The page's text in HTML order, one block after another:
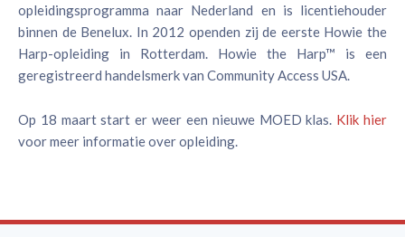
opleidingsprogramma naar Nederland en is licentiehouder
binnen de Benelux. In 2012 openden zij de eerste Howie the
Harp-opleiding in Rotterdam. Howie the Harp™ is een
geregistreerd handelsmerk van Community Access USA.
Op 18 maart start er weer een nieuwe MOED klas. Klik hier
voor meer informatie over opleiding.